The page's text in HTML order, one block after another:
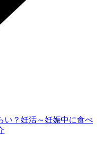
い？妊活～妊娠中に食べ